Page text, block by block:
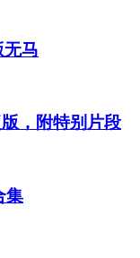
无马
，附特别片段
集